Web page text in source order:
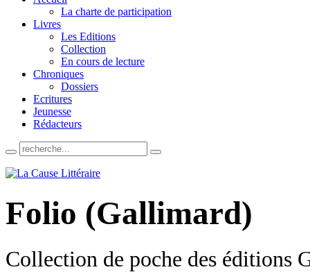
La charte de participation
Livres
Les Editions
Collection
En cours de lecture
Chroniques
Dossiers
Ecritures
Jeunesse
Rédacteurs
Folio (Gallimard)
Collection de poche des éditions